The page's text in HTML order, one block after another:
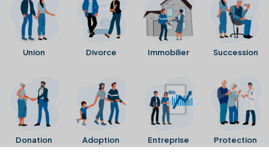
Union Divorce Immobilier Succession
Donation Adoption Entreprise Protection